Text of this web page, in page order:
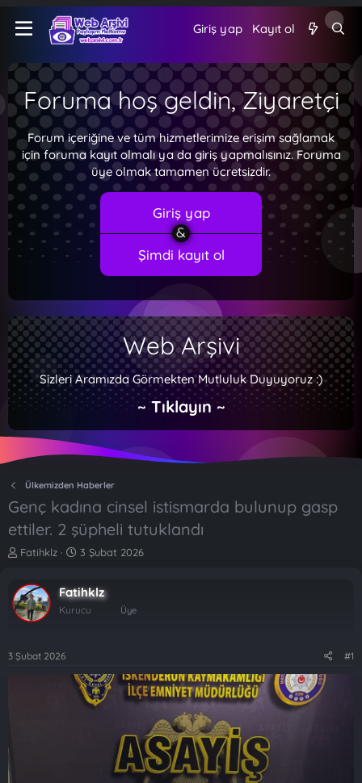
Giriş yap Kayıt ol
Foruma hoş geldin, Ziyaretçi
Forum içeriğine ve tüm hizmetlerimize erişim sağlamak
için foruma kayıt olmalı ya da giriş yapmalısınız. Foruma
üye olmak tamamen ücretsizdir.
Giriş yap
Şimdi kayıt ol
Web Arşivi
Sizleri Aramızda Görmekten Mutluluk Duyuyoruz :)
~ Tıklayın ~
Ülkemizden Haberler
Genç kadına cinsel istismarda bulunup gasp
ettiler. 2 şüpheli tutuklandı
K
b
u
y
b
Fatihklz
B
l
a
t
a
3 Şubat 2026
Fatihklz
Kurucu Üye
3 Şubat 2026 #1